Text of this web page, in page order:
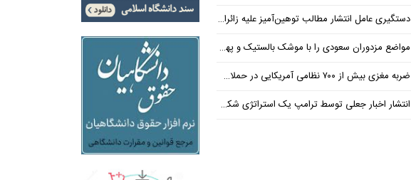
دستگیری عامل انتشار مطالب توهین‌آمیز علیه زائران اربعین در فضای مجازی
مواضع مزدوران سعودی را با موشک بالستیک و پهپاد در هم شکستیم
ضربه مغزی بیش از ۷۰۰ نظامی آمریکایی در حملات ایران
انتشار اخبار جعلی توسط ترامپ یک استراتژی شکست خورده است